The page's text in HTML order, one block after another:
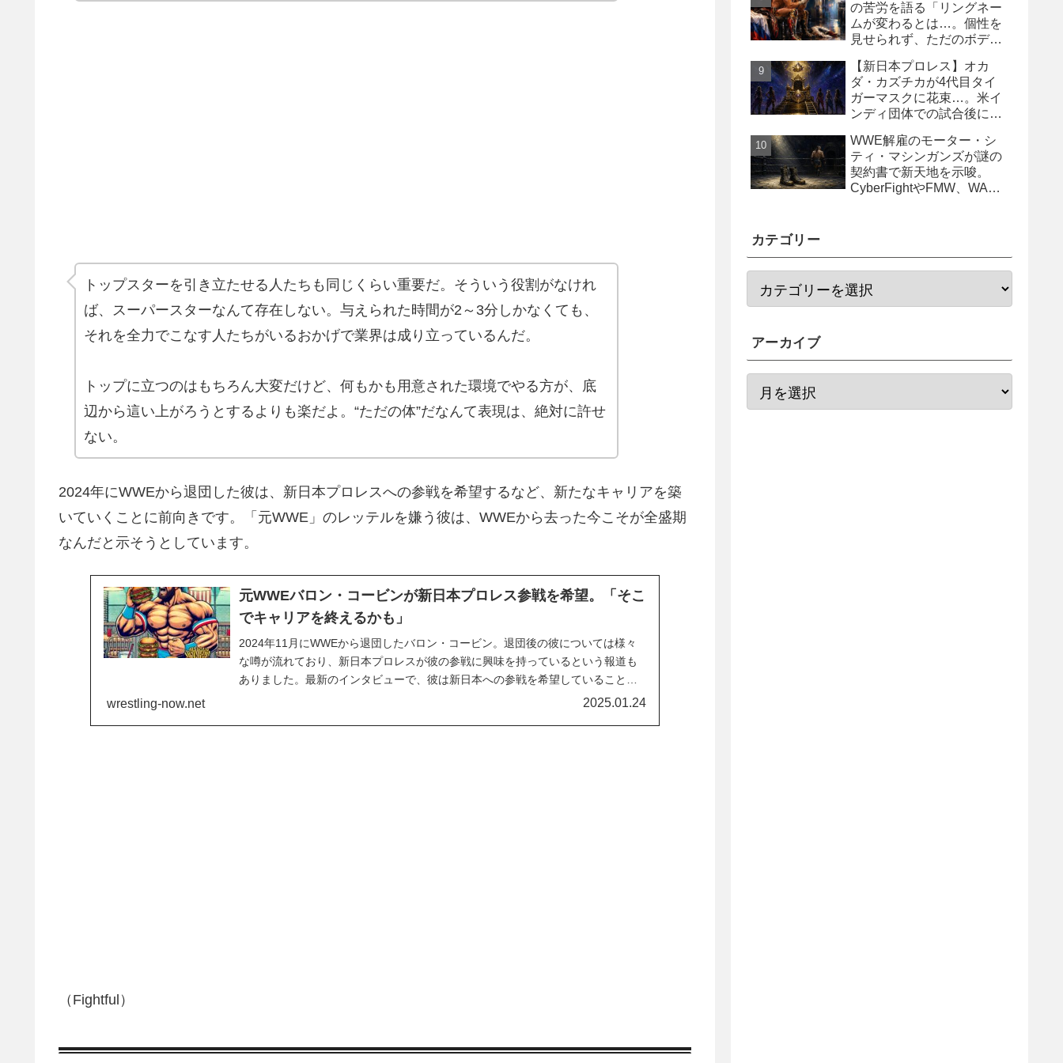
トップスターを引き立たせる人たちも同じくらい重要だ。そういう役割がなけれ
ば、スーパースターなんて存在しない。与えられた時間が2～3分しかなくても、
それを全力でこなす人たちがいるおかげで業界は成り立っているんだ。
トップに立つのはもちろん大変だけど、何もかも用意された環境でやる方が、底
辺から這い上がろうとするよりも楽だよ。“ただの体”だなんて表現は、絶対に許せ
ない。
2024年にWWEから退団した彼は、新日本プロレスへの参戦を希望するなど、新たなキャリアを築
いていくことに前向きです。「元WWE」のレッテルを嫌う彼は、WWEから去った今こそが全盛期
なんだと示そうとしています。
元WWEバロン・コービンが新日本プロレス参戦を希望。「そこ
でキャリアを終えるかも」
2024年11月にWWEから退団したバロン・コービン。退団後の彼については様々
な噂が流れており、新日本プロレスが彼の参戦に興味を持っているという報道も
ありました。最新のインタビューで、彼は新日本への参戦を希望していることを
明かしました。AEWへの思いもあるようですが、「元WWE」というレッテルを避
wrestling-now.net 2025.01.24
（Fightful）
の苦労を語る「リングネー
ムが変わるとは…。個性を
見せられず、ただのボディ
【新日本プロレス】オカ
ダ・カズチカが4代目タイ
ガーマスクに花束…。米イ
ンディ団体での試合後にサ
WWE解雇のモーター・シ
ティ・マシンガンズが謎の
契約書で新天地を示唆。
CyberFightやFMW、WAR
カテゴリー
アーカイブ